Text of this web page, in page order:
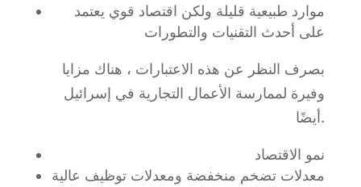
موارد طبيعية قليلة ولكن اقتصاد قوي يعتمد
على أحدث التقنيات والتطورات
بصرف النظر عن هذه الاعتبارات ، هناك مزايا
وفيرة لممارسة الأعمال التجارية في إسرائيل
أيضًا.
نمو الاقتصاد
معدلات تضخم منخفضة ومعدلات توظيف عالية